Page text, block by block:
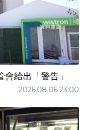
給出「警告」
2026.08.06 23:00